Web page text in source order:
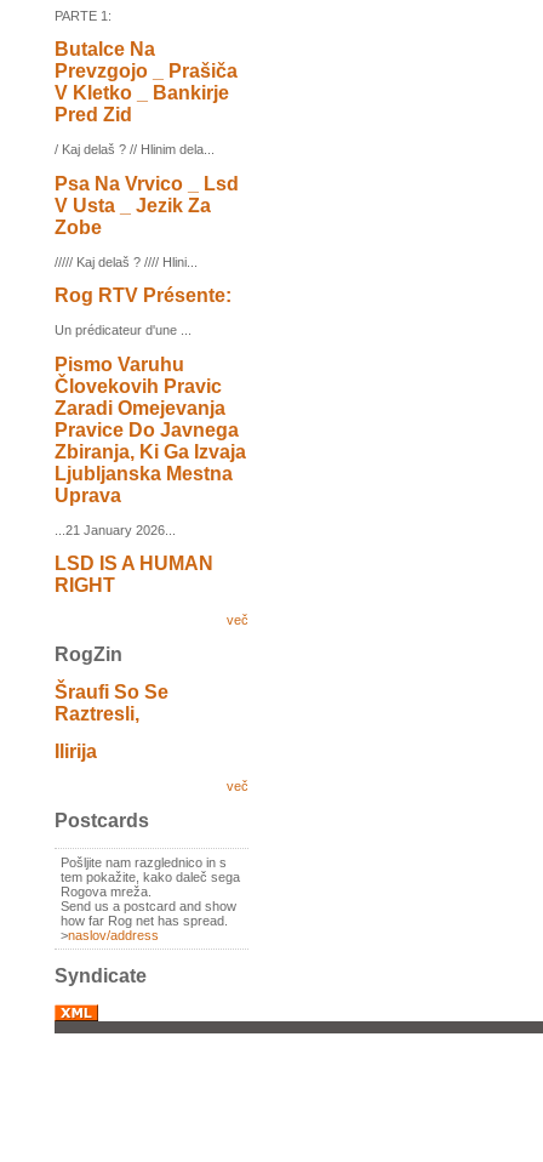
PARTE 1:
Butalce Na
Prevzgojo _ Prašiča
V Kletko _ Bankirje
Pred Zid
/ Kaj delaš ? // Hlinim dela...
Psa Na Vrvico _ Lsd
V Usta _ Jezik Za
Zobe
///// Kaj delaš ? //// Hlini...
Rog RTV Présente:
Un prédicateur d'une ...
Pismo Varuhu
Človekovih Pravic
Zaradi Omejevanja
Pravice Do Javnega
Zbiranja, Ki Ga Izvaja
Ljubljanska Mestna
Uprava
...21 January 2026...
LSD IS A HUMAN
RIGHT
več
RogZin
Šraufi So Se
Raztresli,
Ilirija
več
Postcards
Pošljite nam razglednico in s
tem pokažite, kako daleč sega
Rogova mreža.
Send us a postcard and show
how far Rog net has spread.
>naslov/address
Syndicate